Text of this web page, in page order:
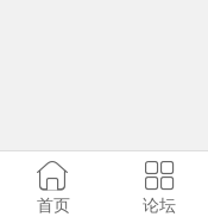
首页 论坛